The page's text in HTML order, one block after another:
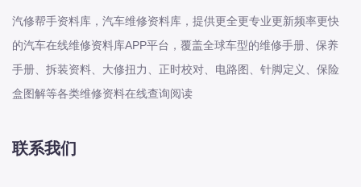
东风风行
大乘
大众-一汽大众
大众-进口大众
汽修帮手资料库，汽车维修资料库，提供更全更专业更新频率更快
的汽车在线维修资料库APP平台，覆盖全球车型的维修手册、保养
手册、拆装资料、大修扭力、正时校对、电路图、针脚定义、保险
盒图解等各类维修资料在线查询阅读
联系我们